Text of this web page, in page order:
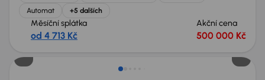
Automat
+5 dalších
Měsíční splátka
od 4 713 Kč
Akční cena
500 000 Kč
Možnost odpočtu DPH